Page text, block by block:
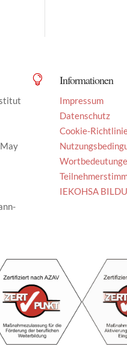
 Informationen
Impressum
Datenschutz
Cookie-
IEKOHSA